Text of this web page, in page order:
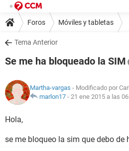
Foros Móviles y tabletas
Tema Anterior
Se me ha bloqueado la SIM
Martha-vargas - Modificado por
marlon17 - 21 ene 2015 a las
Hola,
se me bloqueo la sim que debo de